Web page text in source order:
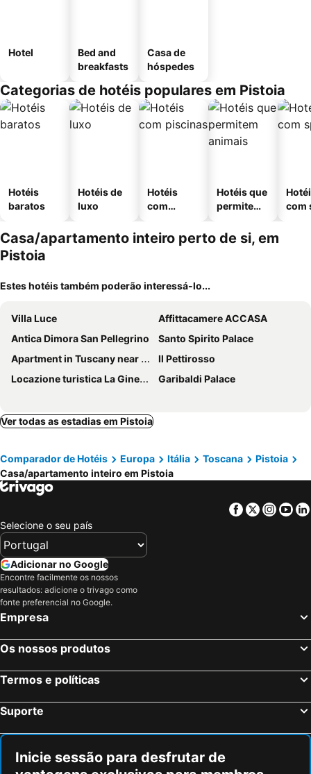
Hotel
Bed and
breakfasts
Casa de
hóspedes
Categorias de hotéis populares em Pistoia
Hotéis
baratos
Hotéis de
luxo
Hotéis
com
Hotéis que
permitem
com
Casa/apartamento inteiro perto de si, em
Pistoia
Estes hotéis também poderão interessá-lo...
Villa Luce
Affittacamere ACCASA
Antica Dimora San Pellegrino
Santo Spirito Palace
Apartment in Tuscany near Florence
Il Pettirosso
Locazione turistica La Ginestra
Garibaldi Palace
Ver todas as estadias em Pistoia
Comparador de Hotéis Europa Itália Toscana
Pistoia
Casa/apartamento inteiro em Pistoia
Facebook
Twitter
Selecione o seu país
Adicionar no Google
Encontre facilmente os nossos
resultados: adicione o trivago como
fonte preferencial no Google.
Empresa
Os nossos produtos
Termos e políticas
Suporte
Inicie sessão para desfrutar de